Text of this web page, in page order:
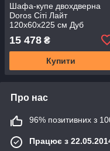
Шафа-купе двохдверна
Doros Сіті Лайт
120х60х225 см Дуб
сонома/1 Дзеркало (DRS-
011081)
15 478 ₴
Купити
Про нас
96% позитивних з 100
Працює з